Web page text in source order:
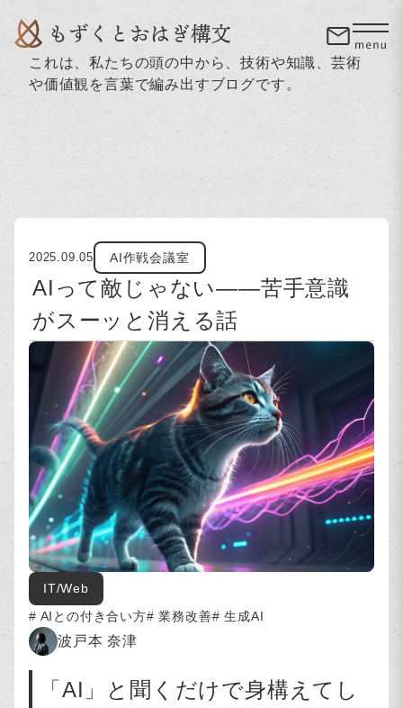
これは、私たちの頭の中から、技術や知識、芸術
や価値観を言葉で編み出すブログです。
2025.09.05 AI作戦会議室
AIって敵じゃない——苦手意識
がスーッと消える話
IT/Web
AIとの付き合い方
業務改善 生成AI
波戸本 奈津
「AI」と聞くだけで身構えてし